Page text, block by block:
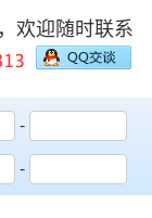
欢迎随时联系
-
-